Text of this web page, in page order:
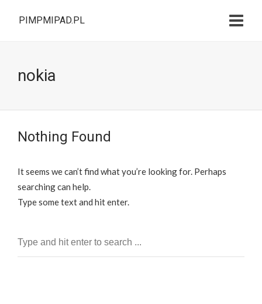
PIMPMIPAD.PL
nokia
Nothing Found
It seems we can’t find what you’re looking for. Perhaps
searching can help.
Type some text and hit enter.